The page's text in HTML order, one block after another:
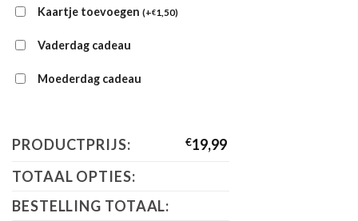
Kaartje toevoegen (+€1,50)
Vaderdag cadeau
Moederdag cadeau
PRODUCTPRIJS: €19,99
TOTAAL OPTIES:
BESTELLING TOTAAL: